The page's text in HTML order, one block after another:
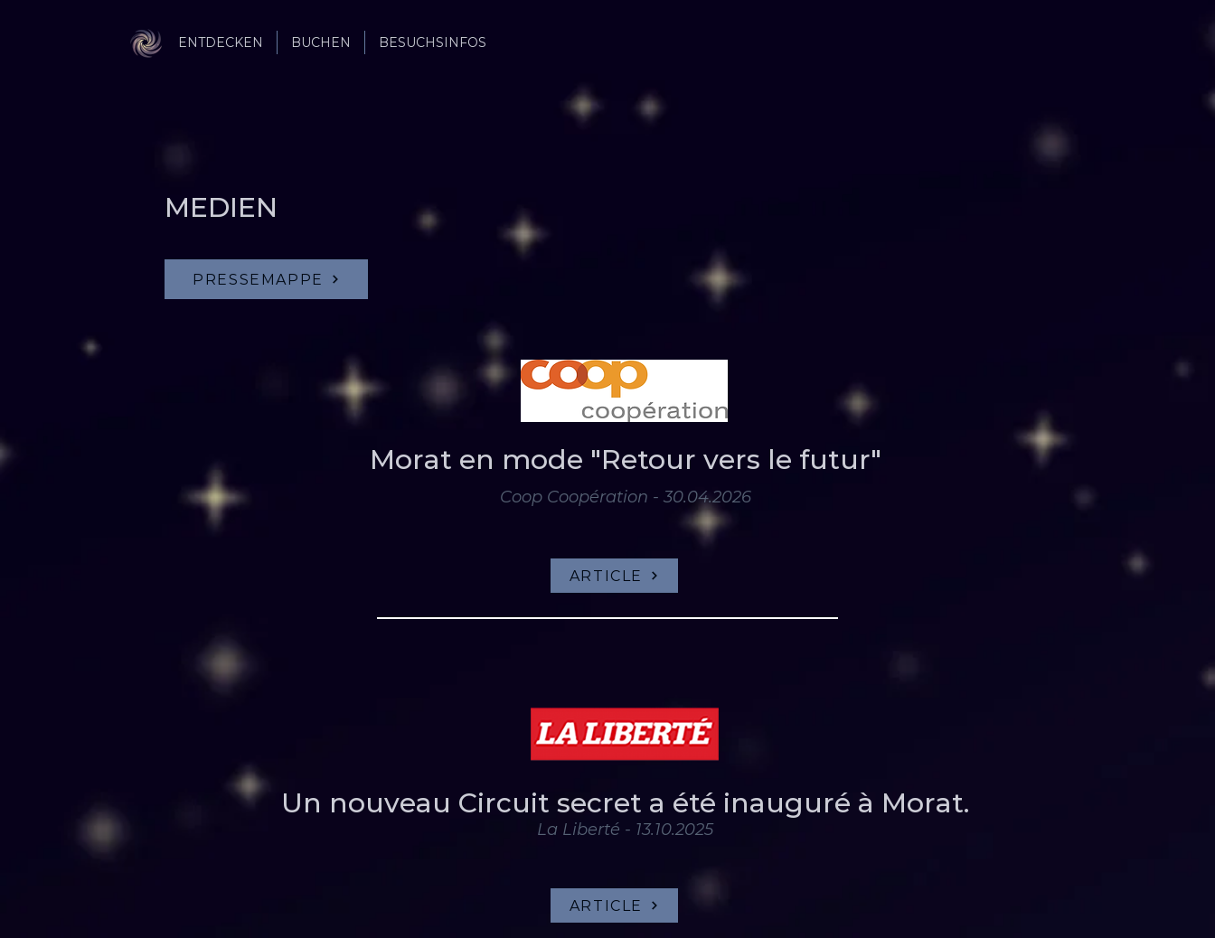
ENTDECKEN BUCHEN BESUCHSINFOS
MEDIEN
PRESSEMAPPE
Morat en mode "Retour vers le futur"
Coop Coopération - 30.04.2026
ARTICLE
Un nouveau Circuit secret a été inauguré à Morat.
La Liberté - 13.10.2025
ARTICLE